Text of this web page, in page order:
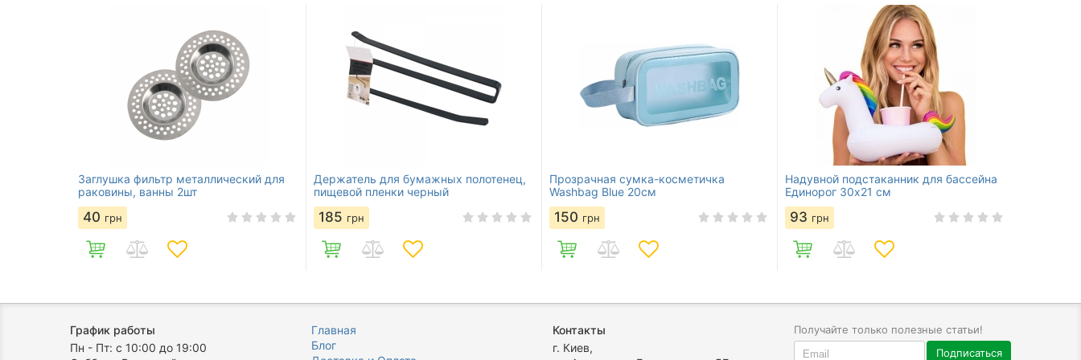
Заглушка фильтр металлический для
раковины, ванны 2шт
40 грн
Держатель для бумажных полотенец,
пищевой пленки черный
185 грн
Прозрачная сумка-косметичка
Washbag Blue 20см
150 грн
Надувной подстаканник для бассейна
Единорог 30х21 см
93 грн
График работы
Пн - Пт: с 10:00 до 19:00
Главная
Блог
Контакты
г. Киев,
Получайте только полезные статьи!
Подписаться